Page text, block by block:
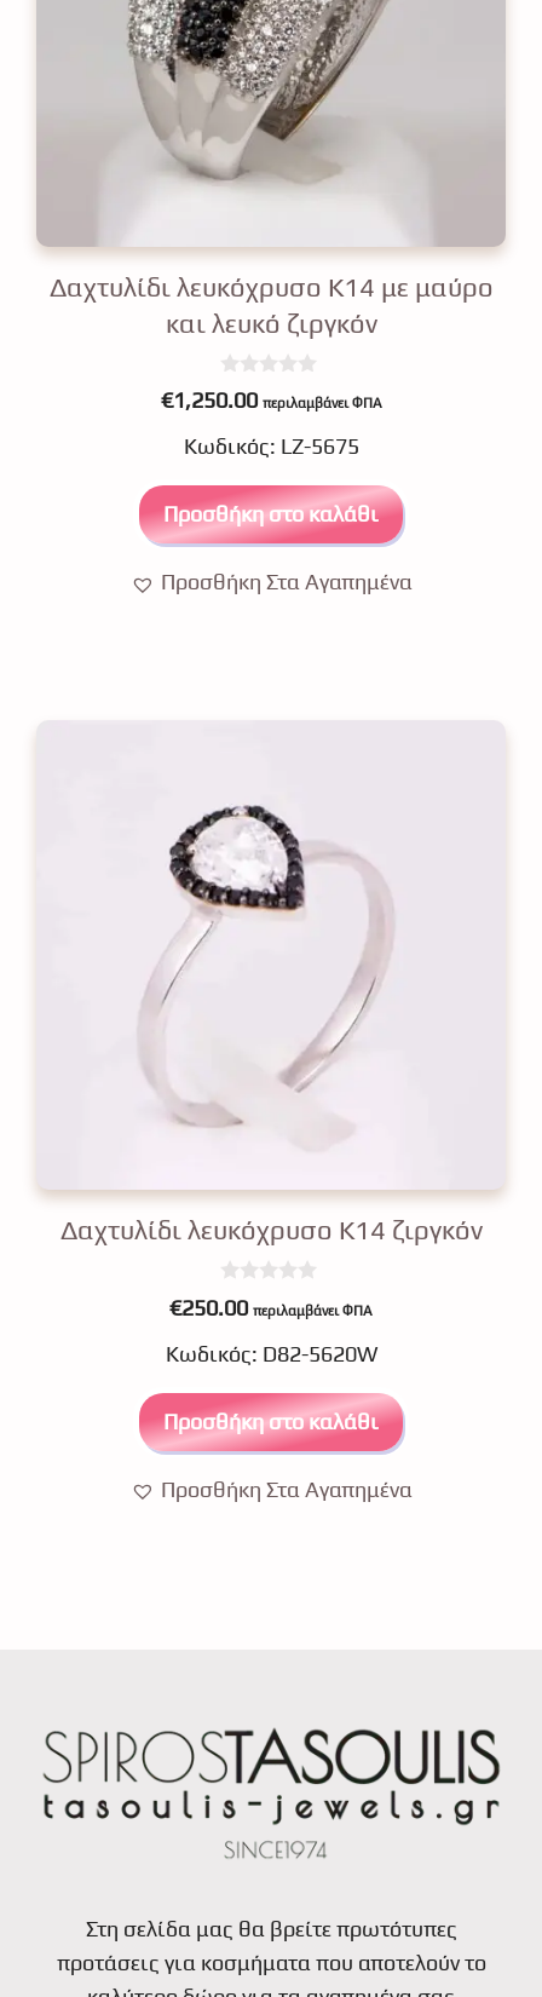
Δαχτυλίδι λευκόχρυσο Κ14 με μαύρο
και λευκό ζιργκόν
0
o
t
5
€1,250.00 περιλαμβάνει ΦΠΑ
Κωδικός: LZ-5675
Προσθήκη στο καλάθι
Προσθήκη Στα Αγαπημένα
Δαχτυλίδι λευκόχρυσο Κ14 ζιργκόν
0
o
t
5
€250.00 περιλαμβάνει ΦΠΑ
Κωδικός: D82-5620W
Προσθήκη στο καλάθι
Προσθήκη Στα Αγαπημένα
Στη σελίδα μας θα βρείτε πρωτότυπες
προτάσεις για κοσμήματα που αποτελούν το